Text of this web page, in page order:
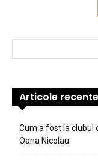
Articole recente
Cum a fost la clubul
Oana Nicolau